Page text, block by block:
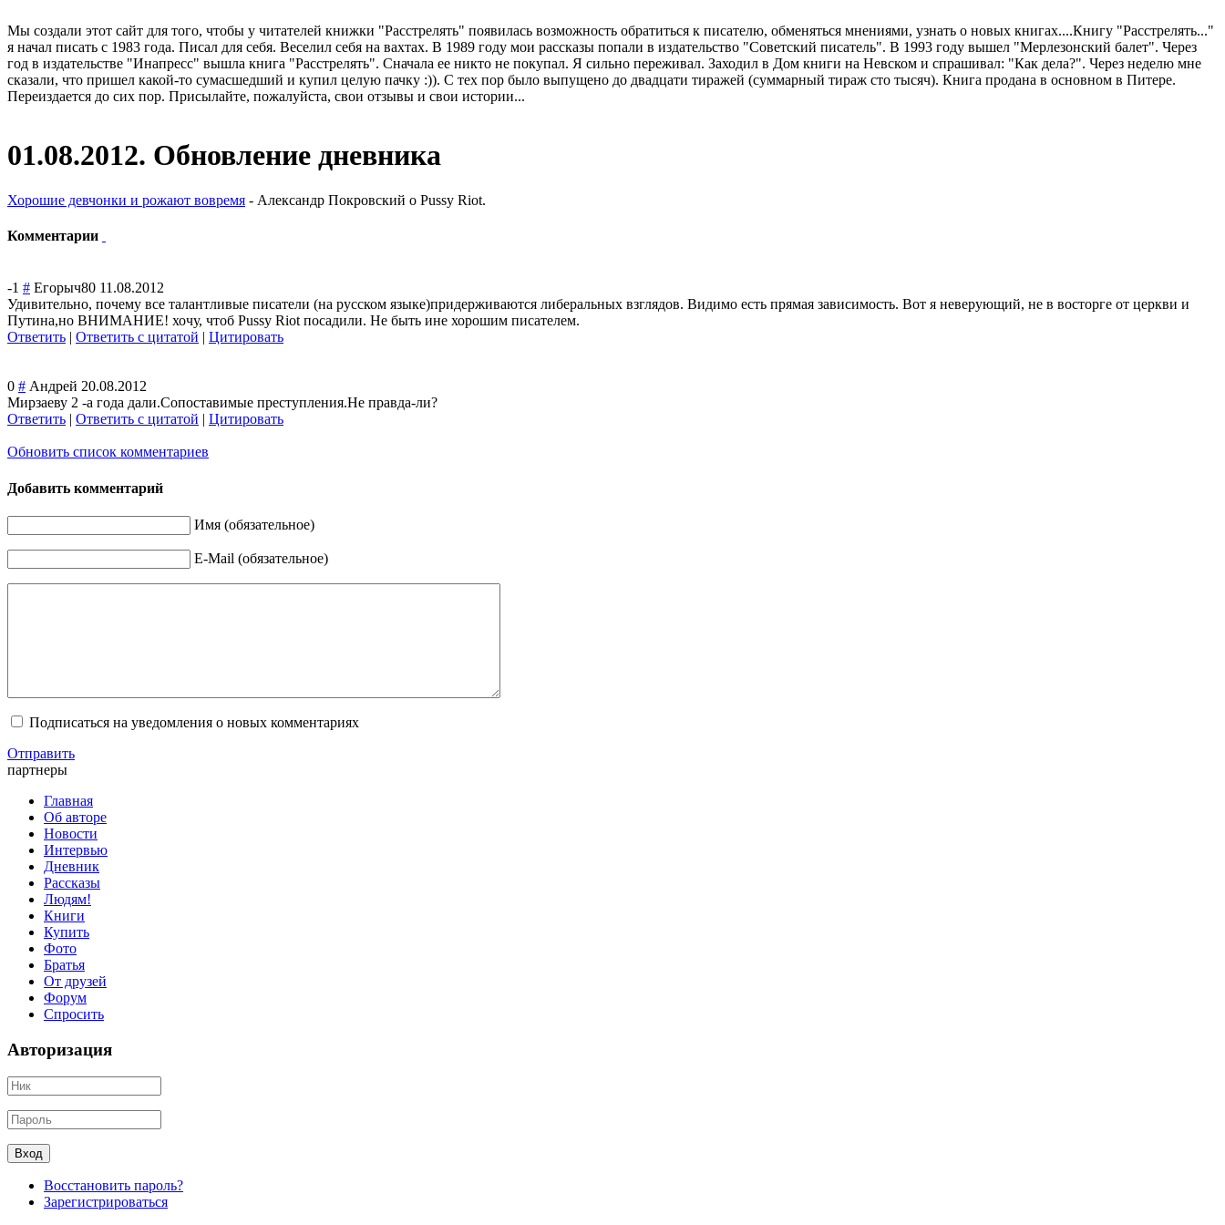
Мы создали этот сайт для того, чтобы у читателей книжки "Расстрелять" появилась возможность обратиться к писателю, обменяться мнениями, узнать о новых книгах....Книгу "Расстрелять..."
я начал писать с 1983 года. Писал для себя. Веселил себя на вахтах. В 1989 году мои рассказы попали в издательство "Советский писатель". В 1993 году вышел "Мерлезонский балет". Через
год в издательстве "Инапресс" вышла книга "Расстрелять". Сначала ее никто не покупал. Я сильно переживал. Заходил в Дом книги на Невском и спрашивал: "Как дела?". Через неделю мне
сказали, что пришел какой-то сумасшедший и купил целую пачку :)). С тех пор было выпущено до двадцати тиражей (суммарный тираж сто тысяч). Книга продана в основном в Питере.
Переиздается до сих пор. Присылайте, пожалуйста, свои отзывы и свои истории...
01.08.2012. Обновление дневника
Хорошие девчонки и рожают вовремя - Александр Покровский о Pussy Riot.
Комментарии
-1 # Егорыч80 11.08.2012
Удивительно, почему все талантливые писатели (на русском языке)придерживаются либеральных взглядов. Видимо есть прямая зависимость. Вот я неверующий, не в восторге от церкви и
Путина,но ВНИМАНИЕ! хочу, чтоб Pussy Riot посадили. Не быть ине хорошим писателем.
Ответить | Ответить с цитатой | Цитировать
0 # Андрей 20.08.2012
Мирзаеву 2 -а года дали.Сопоставимые преступления.Не правда-ли?
Ответить | Ответить с цитатой | Цитировать
Обновить список комментариев
Добавить комментарий
Имя (обязательное)
E-Mail (обязательное)
Подписаться на уведомления о новых комментариях
Отправить
партнеры
Главная
Об авторе
Новости
Интервью
Дневник
Рассказы
Людям!
Книги
Купить
Фото
Братья
От друзей
Форум
Спросить
Авторизация
Восстановить пароль?
Зарегистрироваться